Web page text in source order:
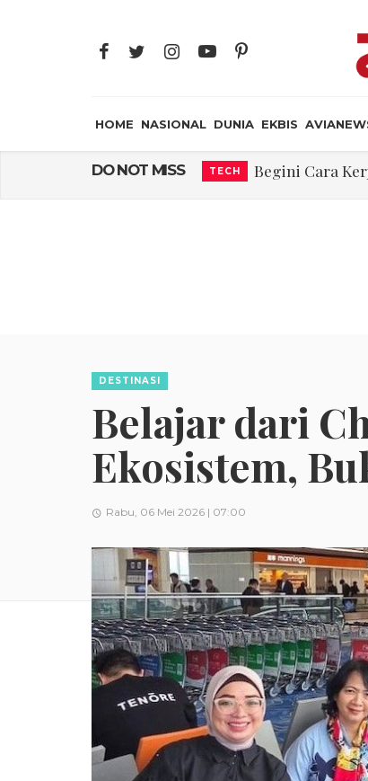
HOME NASIONAL DUNIA EKBIS
DO NOT MISS TECH Begini Cara
Ternyata,
Edy
DESTINASI
Belajar dari
Ekosistem,
Rabu, 06 Mei 2026 | 07:00